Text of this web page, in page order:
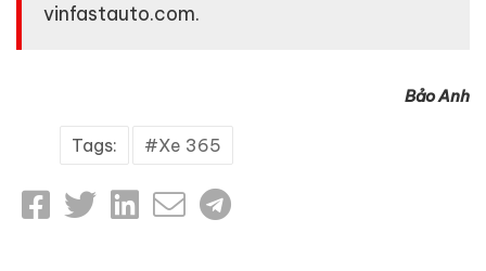
vinfastauto.com.
Bảo Anh
Tags: Xe 365